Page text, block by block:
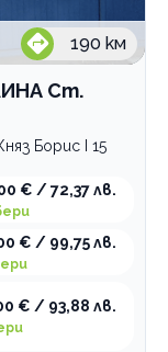
190 км
Ст.
Борис I 15
€ / 72,37 лв.
€ / 99,75 лв.
€ / 93,88 лв.